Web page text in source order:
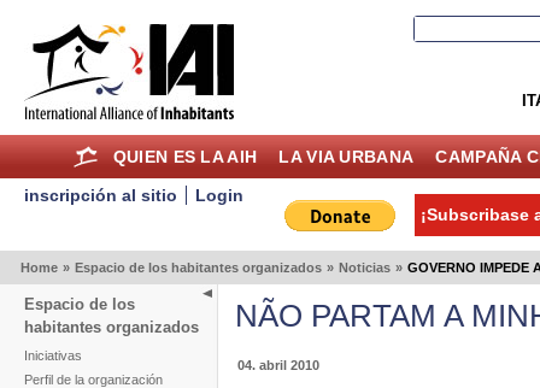
QUIEN ES LA AIH LA VIA URBANA CAMPAÑA
inscripción al sitio
Login
¡Subscribase
Home » Espacio de los habitantes organizados » Noticias » GOVERNO IMPEDE
Espacio de los
habitantes organizados
Iniciativas
Perfil de la organización
NÃO PARTAM A
04. abril 2010